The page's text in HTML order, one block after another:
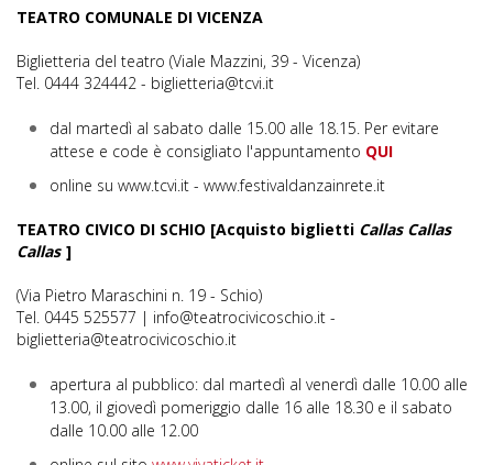
TEATRO COMUNALE DI VICENZA
Biglietteria del teatro (Viale Mazzini, 39 - Vicenza)
Tel. 0444 324442 - biglietteria@tcvi.it
dal martedì al sabato dalle 15.00 alle 18.15. Per evitare
attese e code è consigliato l'appuntamento QUI
online su www.tcvi.it - www.festivaldanzainrete.it
TEATRO CIVICO DI SCHIO [Acquisto biglietti Callas Callas
Callas ]
(Via Pietro Maraschini n. 19 - Schio)
Tel. 0445 525577 | info@teatrocivicoschio.it -
biglietteria@teatrocivicoschio.it
apertura al pubblico: dal martedì al venerdì dalle 10.00 alle
13.00, il giovedì pomeriggio dalle 16 alle 18.30 e il sabato
dalle 10.00 alle 12.00